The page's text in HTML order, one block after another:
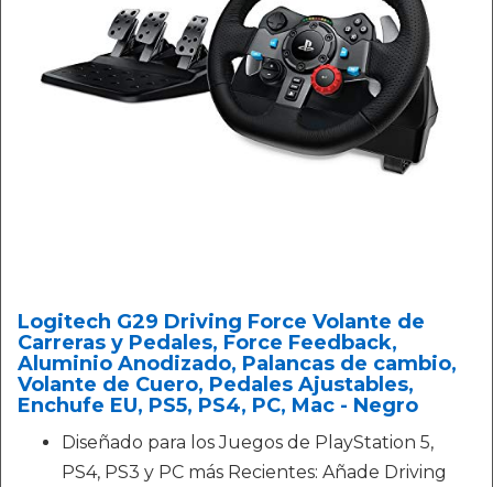
Logitech G29 Driving Force Volante de
Carreras y Pedales, Force Feedback,
Aluminio Anodizado, Palancas de cambio,
Volante de Cuero, Pedales Ajustables,
Enchufe EU, PS5, PS4, PC, Mac - Negro
Diseñado para los Juegos de PlayStation 5,
PS4, PS3 y PC más Recientes: Añade Driving